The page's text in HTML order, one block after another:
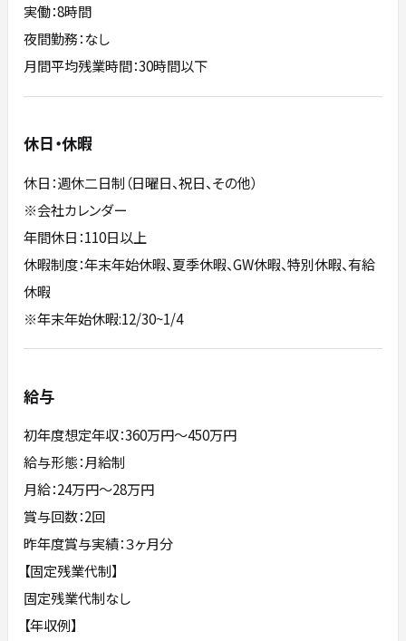
実働：8時間
夜間勤務：なし
月間平均残業時間：30時間以下
休日・休暇
休日：週休二日制（日曜日、祝日、その他）
※会社カレンダー
年間休日：110日以上
休暇制度：年末年始休暇、夏季休暇、GW休暇、特別休暇、有給
休暇
※年末年始休暇:12/30~1/4
給与
初年度想定年収：360万円〜450万円
給与形態：月給制
月給：24万円～28万円
賞与回数：2回
昨年度賞与実績：３ヶ月分
【固定残業代制】
固定残業代制なし
【年収例】